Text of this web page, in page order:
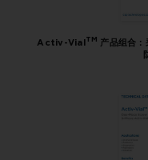
Activ-VialTM 产品组合